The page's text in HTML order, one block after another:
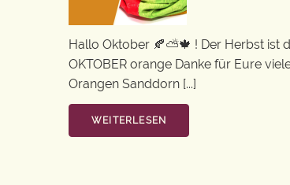
Hallo Oktober 🍂⛅🍁 ! Der Herbst ist
OKTOBER orange Danke für Eure
Orangen Sanddorn [...]
WEITERLESEN